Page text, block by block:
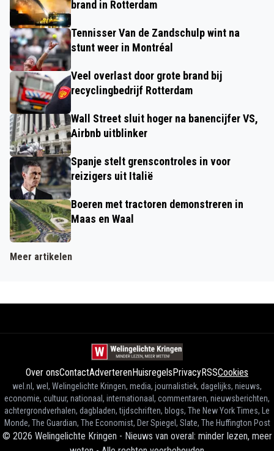
brand in Rotterdam
Tennisser Van de Zandschulp wint na
stunt weer in Montréal
Veel overlast door grote brand bij
recyclingbedrijf Rotterdam
Wall Street sluit hoger na banencijfer VS,
Airbnb uitblinker
Spanje stelt grenscontroles in voor
reizigers uit Italië
Boeren met tractoren demonstreren in
Maas en Waal
Meer artikelen
Over onsContactAdverterenHuisregelsPrivacyRSSCookies
wel.nl, wel, Welingelichte Kringen, media, journalistiek, dagelijks, nieuws,
economie, cultuur, nationaal, internationaal, commentaren, nieuwsberichten,
achtergrondverhalen, dagbladen, tijdschriften, blogs, The New York Times, Le
Monde, The Guardian, The Economist, Der Spiegel, Slate, The Huffington Post
© 2026 Welingelichte Kringen - Nieuws van overal: minder lezen, meer